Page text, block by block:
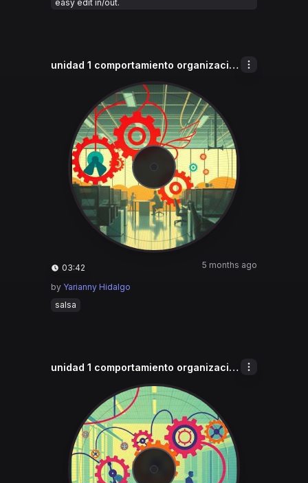
easy edit in/out.
unidad 1 comportamiento organizacional
03:42 5 months ago
by Yarianny Hidalgo
salsa
unidad 1 comportamiento organizacional